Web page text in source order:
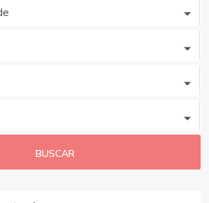
BUSCAR